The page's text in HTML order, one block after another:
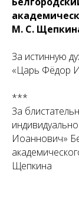
М. С.
За истинную
«Царь Фёдор
***
За
Иоаннович»
Щепкина